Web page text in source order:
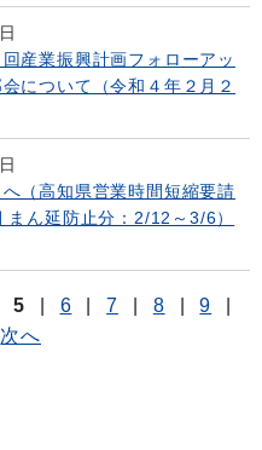
産業振興計画フォローアッ
について（令和４年２月２
（高知県営業時間短縮要請
まん延防止分：2/12～3/6）
5 6 7 8 9
次へ